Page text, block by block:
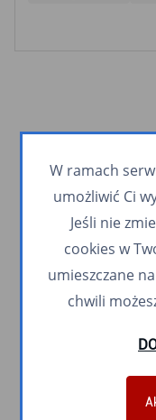
W ramach
umożliwić Ci
Jeśli nie
cookies w
umieszczane
chwili